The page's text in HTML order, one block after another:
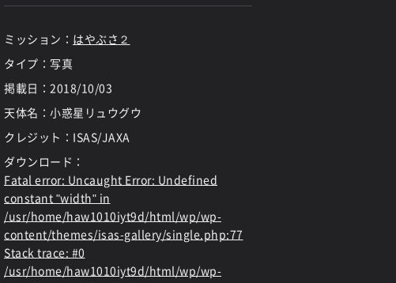
ミッション： はやぶさ２
タイプ：写真
掲載日： 2018/10/03
天体名：小惑星リュウグウ
クレジット：ISAS/JAXA
ダウンロード：
Fatal error: Uncaught Error: Undefined
constant "width" in
/usr/home/haw1010iyt9d/html/wp/wp-
content/themes/isas-gallery/single.php:77
Stack trace: #0
/usr/home/haw1010iyt9d/html/wp/wp-